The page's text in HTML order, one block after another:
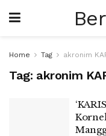
Home Tag akronim
Tag: akronim